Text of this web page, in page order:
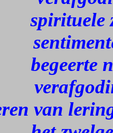
spirituele
begeerte
van